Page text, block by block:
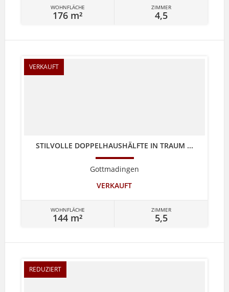
WOHNFLÄCHE
176 m²
ZIMMER
4,5
VERKAUFT
STILVOLLE DOPPELHAUSHÄLFTE IN TRAUM ...
Gottmadingen
VERKAUFT
WOHNFLÄCHE
144 m²
ZIMMER
5,5
REDUZIERT